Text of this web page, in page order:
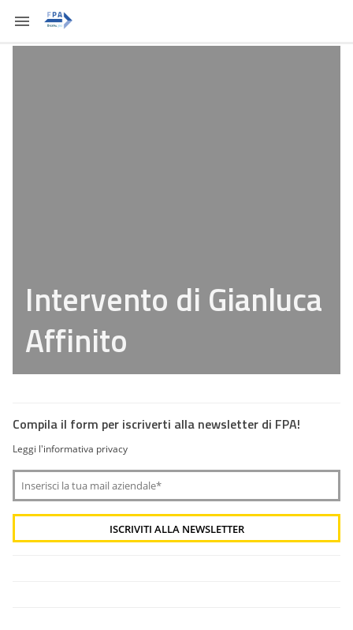
Intervento di Gianluca
Affinito
Compila il form per iscriverti alla newsletter di FPA!
Leggi l'informativa privacy